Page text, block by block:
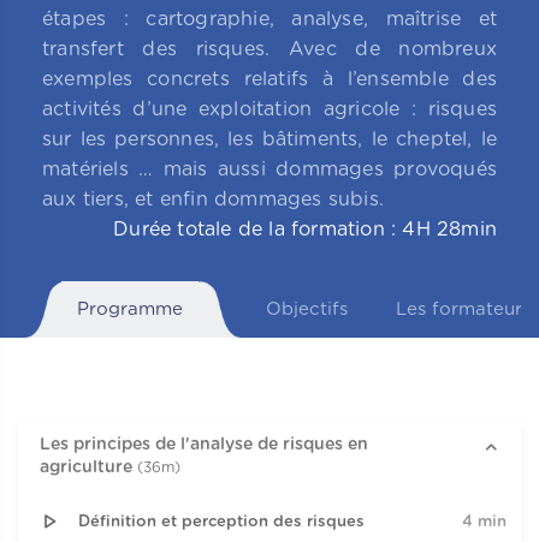
étapes : cartographie, analyse, maîtrise et
transfert des risques. Avec de nombreux
exemples concrets relatifs à l’ensemble des
activités d’une exploitation agricole : risques
sur les personnes, les bâtiments, le cheptel, le
matériels … mais aussi dommages provoqués
aux tiers, et enfin dommages subis.
Durée totale de la formation : 4H 28min
Programme Objectifs Les formateurs
Les principes de l'analyse de risques en
agriculture (36m)
Définition et perception des risques 4 min